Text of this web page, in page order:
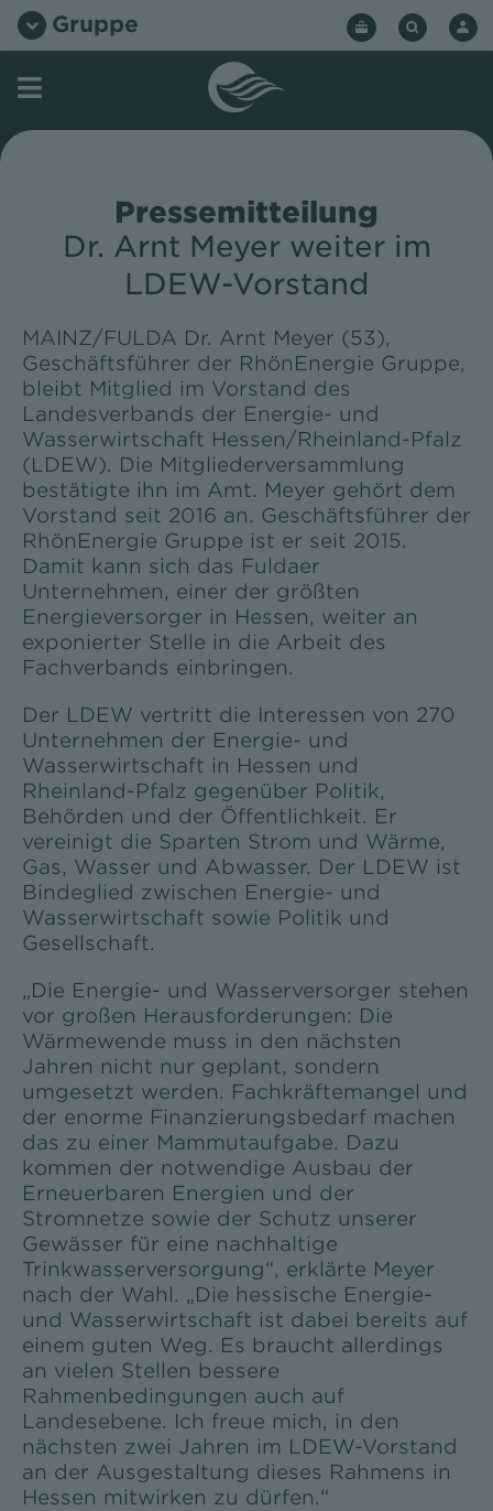
Zum
InhaltGruppe
Pressemitteilung
Dr. Arnt Meyer weiter im
LDEW-Vorstand
MAINZ/FULDA Dr. Arnt Meyer (53),
Geschäftsführer der RhönEnergie Gruppe,
bleibt Mitglied im Vorstand des
Landesverbands der Energie- und
Wasserwirtschaft Hessen/Rheinland-Pfalz
(LDEW). Die Mitgliederversammlung
bestätigte ihn im Amt. Meyer gehört dem
Vorstand seit 2016 an. Geschäftsführer der
RhönEnergie Gruppe ist er seit 2015.
Damit kann sich das Fuldaer
Unternehmen, einer der größten
Energieversorger in Hessen, weiter an
exponierter Stelle in die Arbeit des
Fachverbands einbringen.
Der LDEW vertritt die Interessen von 270
Unternehmen der Energie- und
Wasserwirtschaft in Hessen und
Rheinland-Pfalz gegenüber Politik,
Behörden und der Öffentlichkeit. Er
vereinigt die Sparten Strom und Wärme,
Gas, Wasser und Abwasser. Der LDEW ist
Bindeglied zwischen Energie- und
Wasserwirtschaft sowie Politik und
Gesellschaft.
„Die Energie- und Wasserversorger stehen
vor großen Herausforderungen: Die
Wärmewende muss in den nächsten
Jahren nicht nur geplant, sondern
umgesetzt werden. Fachkräftemangel und
der enorme Finanzierungsbedarf machen
das zu einer Mammutaufgabe. Dazu
kommen der notwendige Ausbau der
Erneuerbaren Energien und der
Stromnetze sowie der Schutz unserer
Gewässer für eine nachhaltige
Trinkwasserversorgung“, erklärte Meyer
nach der Wahl. „Die hessische Energie-
und Wasserwirtschaft ist dabei bereits auf
einem guten Weg. Es braucht allerdings
an vielen Stellen bessere
Rahmenbedingungen auch auf
Landesebene. Ich freue mich, in den
nächsten zwei Jahren im LDEW-Vorstand
an der Ausgestaltung dieses Rahmens in
Hessen mitwirken zu dürfen.“